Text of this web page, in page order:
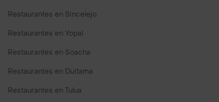
Restaurantes en Sincelejo
Restaurantes en Yopal
Restaurantes en Soacha
Restaurantes en Duitama
Restaurantes en Tulua